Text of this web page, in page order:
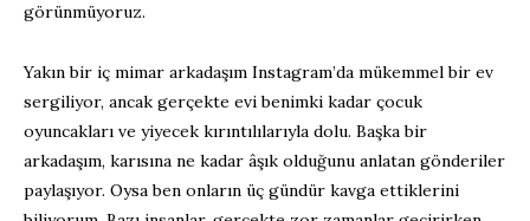
görünmüyoruz.
Yakın bir iç mimar arkadaşım Instagram’da mükemmel bir ev
sergiliyor, ancak gerçekte evi benimki kadar çocuk
oyuncakları ve yiyecek kırıntılılarıyla dolu. Başka bir
arkadaşım, karısına ne kadar âşık olduğunu anlatan gönderiler
paylaşıyor. Oysa ben onların üç gündür kavga ettiklerini